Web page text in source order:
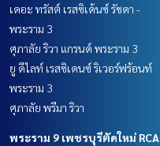
เดอะ ทรัสต์ เรสซิเด้นซ์ รัชดา -
พระราม 3
ศุภาลัย ริวา แกรนด์ พระราม 3
ยู ดีไลท์ เรสซิเดนซ์ ริเวอร์ฟร้อนท์
พระราม 3
ศุภาลัย พรีมา ริวา
พระราม 9 เพชรบุรีตัดใหม่ RCA